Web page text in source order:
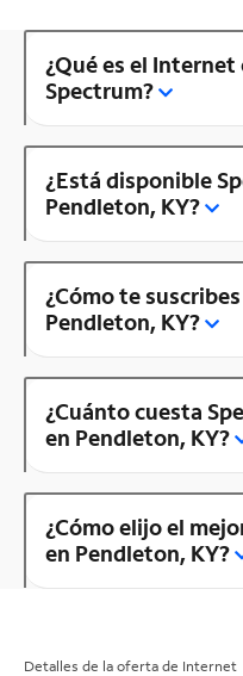
¿Qué es el
Spectrum?
¿Está disponible
Pendleton, KY?
¿Cómo te
Pendleton, KY?
¿Cuánto cuesta
en Pendleton, KY?
¿Cómo elijo el
en Pendleton, KY?
Detalles de la oferta de Internet